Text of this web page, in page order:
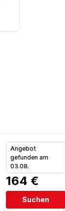
Angebot
gefunden am
03.08.
164 €
Suchen